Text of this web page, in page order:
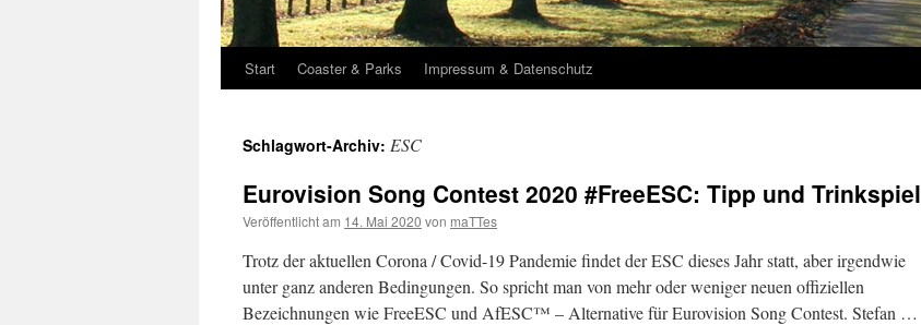
Start Coaster & Parks Impressum & Datenschutz
Schlagwort-Archiv: ESC
Eurovision Song Contest 2020 #FreeESC: Tipp und Trinkspiel
Veröffentlicht am 14. Mai 2020 von maTTes
Trotz der aktuellen Corona / Covid-19 Pandemie findet der ESC dieses Jahr statt, aber irgendwie
unter ganz anderen Bedingungen. So spricht man von mehr oder weniger neuen offiziellen
Bezeichnungen wie FreeESC und AfESC™ – Alternative für Eurovision Song Contest. Stefan …